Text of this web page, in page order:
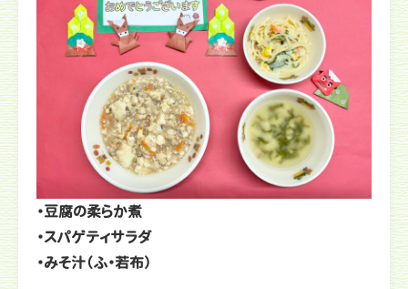
・豆腐の柔らか煮
・スパゲティサラダ
・みそ汁（ふ・若布）